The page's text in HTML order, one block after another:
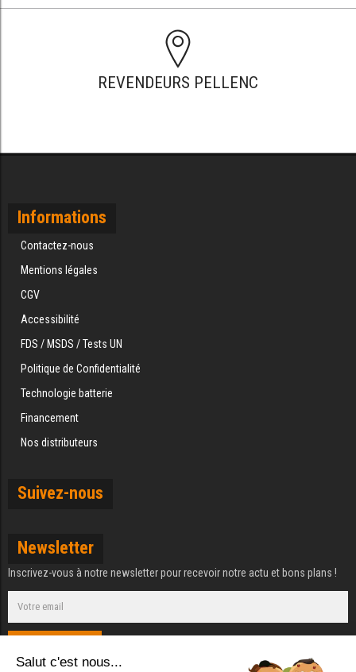
REVENDEURS PELLENC
Informations
Contactez-nous
Mentions légales
CGV
Accessibilité
FDS / MSDS / Tests UN
Politique de Confidentialité
Technologie batterie
Financement
Nos distributeurs
Suivez-nous
Newsletter
Inscrivez-vous à notre newsletter pour recevoir notre actu et bons plans !